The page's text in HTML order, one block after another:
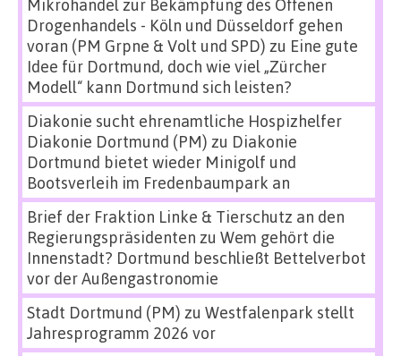
Mikrohandel zur Bekämpfung des Offenen
Drogenhandels - Köln und Düsseldorf gehen
voran (PM Grpne & Volt und SPD) zu Eine gute
Idee für Dortmund, doch wie viel „Zürcher
Modell“ kann Dortmund sich leisten?
Diakonie sucht ehrenamtliche Hospizhelfer
Diakonie Dortmund (PM) zu Diakonie
Dortmund bietet wieder Minigolf und
Bootsverleih im Fredenbaumpark an
Brief der Fraktion Linke & Tierschutz an den
Regierungspräsidenten zu Wem gehört die
Innenstadt? Dortmund beschließt Bettelverbot
vor der Außengastronomie
Stadt Dortmund (PM) zu Westfalenpark stellt
Jahresprogramm 2026 vor